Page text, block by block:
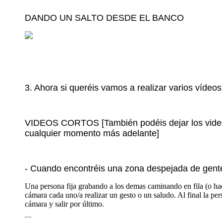
DANDO UN SALTO DESDE EL BANCO
3. Ahora si queréis vamos a realizar varios
VIDEOS CORTOS [También podéis dejar los
cualquier momento más adelante]
- Cuando encontréis una zona despejada de
Una persona fija grabando a los demas caminando en fila (o
cámara cada uno/a realizar un gesto o un saludo. Al final la
cámara y salir por último.